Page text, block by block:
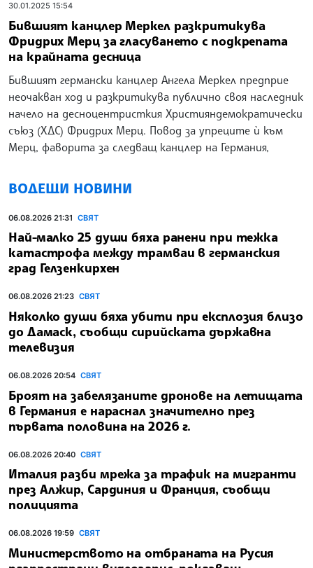
30.01.2025 15:54
Бившият канцлер Меркел разкритикува
Фридрих Мерц за гласуването с подкрепата
на крайната десница
Бившият германски канцлер Ангела Меркел предприе
неочакван ход и разкритикува публично своя наследник
начело на десноцентристкия Християндемократически
съюз (ХДС) Фридрих Мерц. Повод за упреците ѝ към
Мерц, фаворита за следващ канцлер на Германия,
ВОДЕЩИ НОВИНИ
06.08.2026 21:31 СВЯТ
Най-малко 25 души бяха ранени при тежка
катастрофа между трамваи в германския
град Гелзенкирхен
06.08.2026 21:23 СВЯТ
Няколко души бяха убити при експлозия близо
до Дамаск, съобщи сирийската държавна
телевизия
06.08.2026 20:54 СВЯТ
Броят на забелязаните дронове на летищата
в Германия е нараснал значително през
първата половина на 2026 г.
06.08.2026 20:40 СВЯТ
Италия разби мрежа за трафик на мигранти
през Алжир, Сардиния и Франция, съобщи
полицията
06.08.2026 19:59 СВЯТ
Министерството на отбраната на Русия